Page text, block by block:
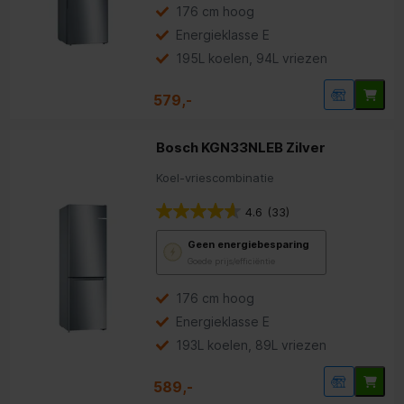
Youreko’s
voor
energiebesparing.
176 cm hoog
Energieklasse E
195L koelen, 94L vriezen
579,-
Bosch KGN33NLEB Zilver
Koel-vriescombinatie
4.6 (33)
Geen energiebesparing
Goede prijs/efficiëntie
Youreko’s
voor
energiebesparing.
176 cm hoog
Energieklasse E
193L koelen, 89L vriezen
589,-